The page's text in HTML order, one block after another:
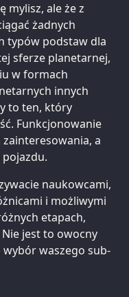
mylisz, ale że z
żadnych
typów podstaw dla
sferze planetarnej,
w formach
innych
to ten, który
Funkcjonowanie
a
pojazdu.
naukowcami,
i możliwymi
etapach,
jest to owocny
waszego sub-